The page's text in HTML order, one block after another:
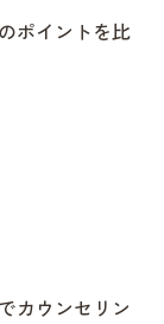
ポイントを比
カウンセリン